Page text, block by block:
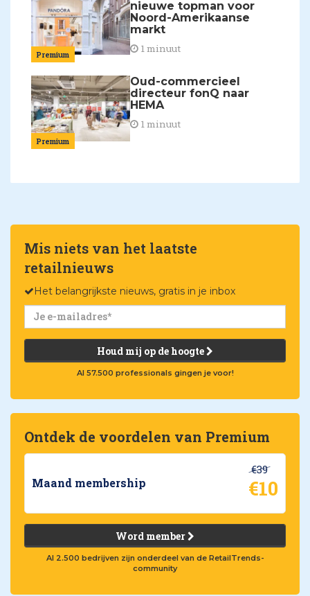
Premium
nieuwe topman voor
Noord-Amerikaanse
markt
1 minuut
Premium
Oud-commercieel
directeur fonQ naar
HEMA
1 minuut
Mis niets van het laatste
retailnieuws
Het belangrijkste nieuws, gratis in je inbox
Houd mij op de hoogte
Al 57.500 professionals gingen je voor!
Ontdek de voordelen van Premium
Maand membership
€39
€10
Word member
Al 2.500 bedrijven zijn onderdeel van de RetailTrends-
community